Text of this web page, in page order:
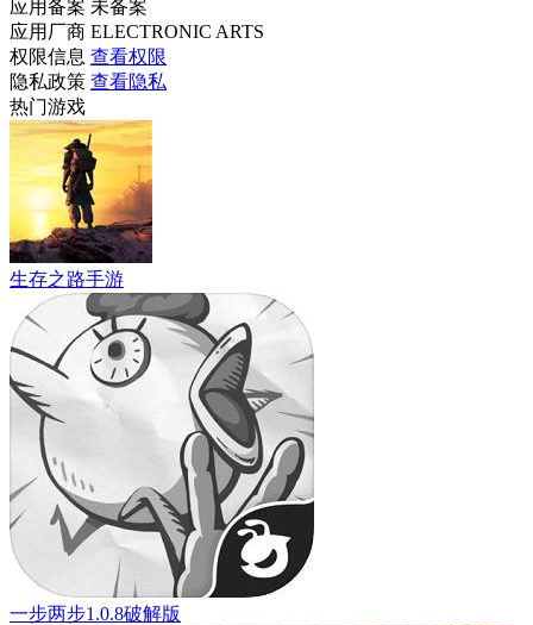
应用备案 未备案
应用厂商 ELECTRONIC ARTS
权限信息 查看权限
隐私政策 查看隐私
热门游戏
生存之路手游
一步两步1.0.8破解版